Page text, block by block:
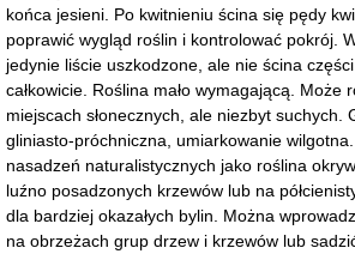
końca jesieni. Po kwitnieniu ścina się pędy
poprawić wygląd roślin i kontrolować pokrój.
jedynie liście uszkodzone, ale nie ścina
całkowicie. Roślina mało wymagającą. Może
miejscach słonecznych, ale niezbyt suchych.
gliniasto-próchniczna, umiarkowanie
nasadzeń naturalistycznych jako roślina
luźno posadzonych krzewów lub na
dla bardziej okazałych bylin. Można
na obrzeżach grup drzew i krzewów lub